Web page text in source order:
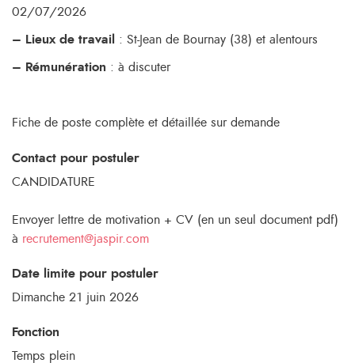
02/07/2026
– Lieux de travail : St-Jean de Bournay (38) et alentours
– Rémunération : à discuter
Fiche de poste complète et détaillée sur demande
Contact pour postuler
CANDIDATURE
Envoyer lettre de motivation + CV (en un seul document pdf)
à recrutement@jaspir.com
Date limite pour postuler
Dimanche 21 juin 2026
Fonction
Temps plein